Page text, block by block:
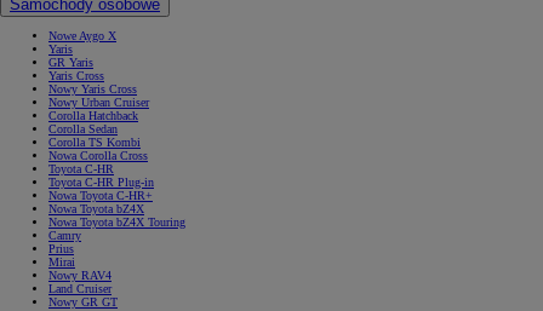
Samochody osobowe
Nowe Aygo X
Yaris
GR Yaris
Yaris Cross
Nowy Yaris Cross
Nowy Urban Cruiser
Corolla Hatchback
Corolla Sedan
Corolla TS Kombi
Nowa Corolla Cross
Toyota C-HR
Toyota C-HR Plug-in
Nowa Toyota C-HR+
Nowa Toyota bZ4X
Nowa Toyota bZ4X Touring
Camry
Prius
Mirai
Nowy RAV4
Land Cruiser
Nowy GR GT